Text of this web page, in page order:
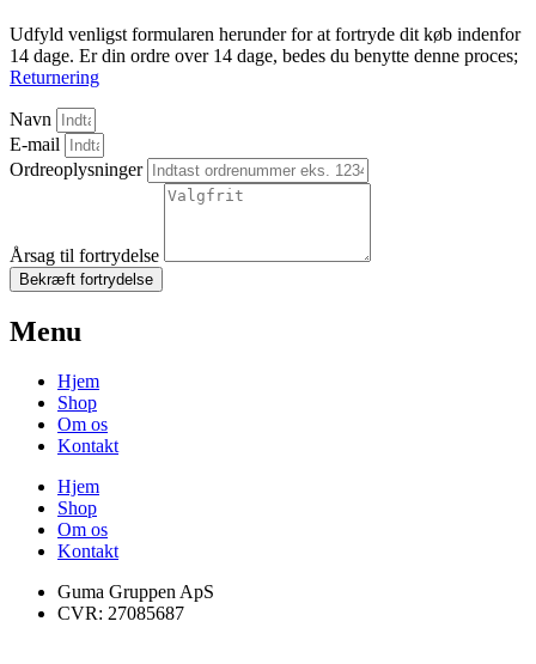
Udfyld venligst formularen herunder for at fortryde dit køb indenfor
14 dage. Er din ordre over 14 dage, bedes du benytte denne proces;
Returnering
Navn
E-mail
Ordreoplysninger
Årsag til fortrydelse
Bekræft fortrydelse
Menu
Hjem
Shop
Om os
Kontakt
Hjem
Shop
Om os
Kontakt
Guma Gruppen ApS
CVR: 27085687